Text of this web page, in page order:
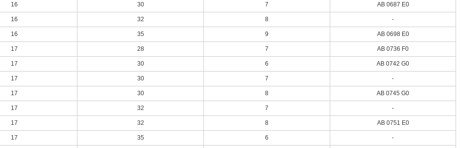
16 30 7 AB 0687 E0
16 32 8 -
16 35 9 AB 0698 E0
17 28 7 AB 0736 F0
17 30 6 AB 0742 G0
17 30 7 -
17 30 8 AB 0745 G0
17 32 7 -
17 32 8 AB 0751 E0
17 35 6 -